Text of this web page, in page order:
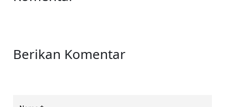
Berikan Komentar